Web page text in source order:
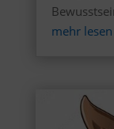
mehr lesen